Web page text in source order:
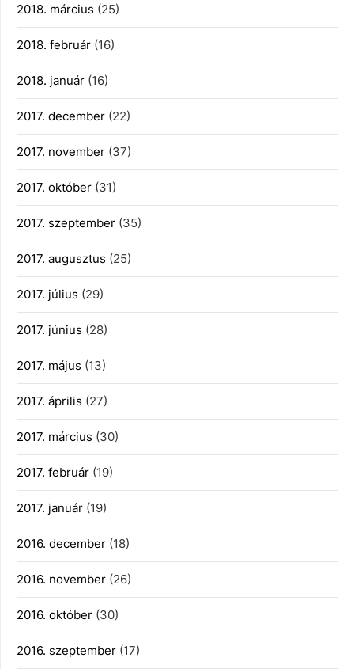
2018. március (25)
2018. február (16)
2018. január (16)
2017. december (22)
2017. november (37)
2017. október (31)
2017. szeptember (35)
2017. augusztus (25)
2017. július (29)
2017. június (28)
2017. május (13)
2017. április (27)
2017. március (30)
2017. február (19)
2017. január (19)
2016. december (18)
2016. november (26)
2016. október (30)
2016. szeptember (17)